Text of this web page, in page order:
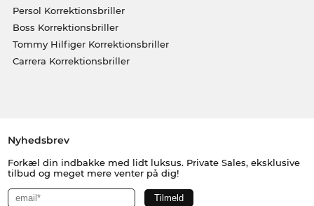
Persol Korrektionsbriller
Boss Korrektionsbriller
Tommy Hilfiger Korrektionsbriller
Carrera Korrektionsbriller
Nyhedsbrev
Forkæl din indbakke med lidt luksus. Private Sales, eksklusive
tilbud og meget mere venter på dig!